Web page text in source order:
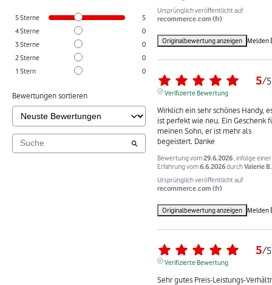
5Sterne
5
4Sterne
0
3Sterne
0
2Sterne
0
1 Stern 0
Bewertungen sortieren
Ursprünglich veröffentlicht auf
recommerce.com (fr)
Originalbewertung anzeigen Melden
5/5
Verifizierte Bewertung
Wirklich ein sehr schönes Handy,
ist perfekt wie neu. Ein Geschenk
meinen Sohn, er ist mehr als
begeistert. Danke
Bewertung vom29.6.2026 , infolge einer
Erfahrung vom6.6.2026durchValerie B.
Ursprünglich veröffentlicht auf
recommerce.com (fr)
Originalbewertung anzeigen Melden
5/5
Verifizierte Bewertung
Sehr gutes Preis-Leistungs-